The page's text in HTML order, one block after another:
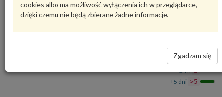
cookies albo ma możliwość wyłączenia ich w przeglądarce,
dzięki czemu nie będą zbierane żadne informacje.
Zgadzam się
VAG - produkt oryginalny VW AUDI SEAT SKODA
slupek a zewnetrzny 4M0809055Q VAG
792,56 zł
Dostępność
Wrocław 0
+24 h 2
+5 dni >5